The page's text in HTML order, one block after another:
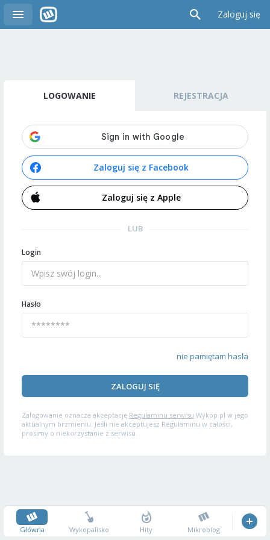
Zaloguj się
LOGOWANIE REJESTRACJA
Zaloguj się z Facebook
Zaloguj się z Apple
LUB
Login
Hasło
nie pamiętam hasła
ZALOGUJ SIĘ
Zalogowanie oznacza akceptację Regulaminu serwisu Wykop.pl w jego
aktualnym brzmieniu. Jeśli nie akceptujesz Regulaminu w całości,
prosimy o niekorzystanie z serwisu.
Główna Wykopalisko Hity Mikroblog